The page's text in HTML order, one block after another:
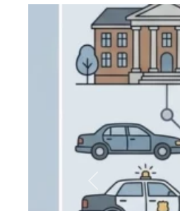
Anterior